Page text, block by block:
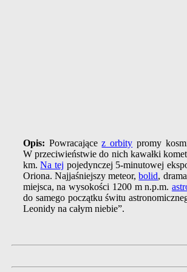
Opis: Powracającez orbity promy
W przeciwieństwie do nich kawałki
km.Na tej pojedynczej 5-minutowej
Oriona. Najjaśniejszy meteor,bolid,
miejsca, na wysokości 1200 m n.p.m.
do samego początku świtu
Leonidy na całym niebie”.